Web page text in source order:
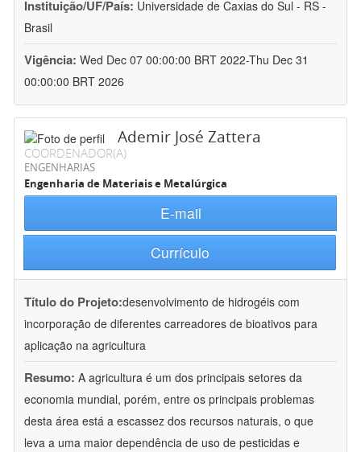
Instituição/UF/País: Universidade de Caxias do Sul - RS -
Brasil
Vigência: Wed Dec 07 00:00:00 BRT 2022-Thu Dec 31
00:00:00 BRT 2026
Ademir José Zattera
COORDENADOR(A)
ENGENHARIAS
Engenharia de Materiais e Metalúrgica
E-mail
Currículo
Título do Projeto:desenvolvimento de hidrogéis com
incorporação de diferentes carreadores de bioativos para
aplicação na agricultura
Resumo: A agricultura é um dos principais setores da
economia mundial, porém, entre os principais problemas
desta área está a escassez dos recursos naturais, o que
leva a uma maior dependência de uso de pesticidas e